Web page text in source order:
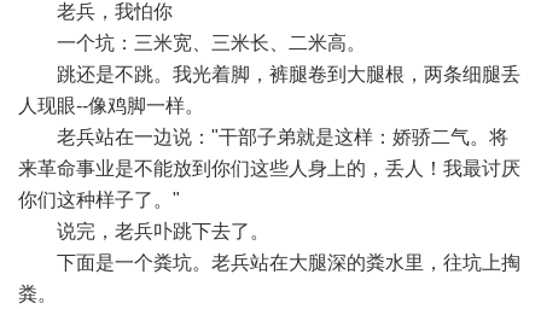
老兵，我怕你
一个坑：三米宽、三米长、二米高。
跳还是不跳。我光着脚，裤腿卷到大腿根，两条细腿丢
人现眼--像鸡脚一样。
老兵站在一边说："干部子弟就是这样：娇骄二气。将
来革命事业是不能放到你们这些人身上的，丢人！我最讨厌
你们这种样子了。"
说完，老兵卟跳下去了。
下面是一个粪坑。老兵站在大腿深的粪水里，往坑上掏
粪。